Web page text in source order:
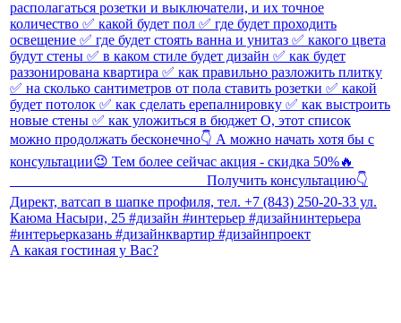
А какая гостиная у Вас?